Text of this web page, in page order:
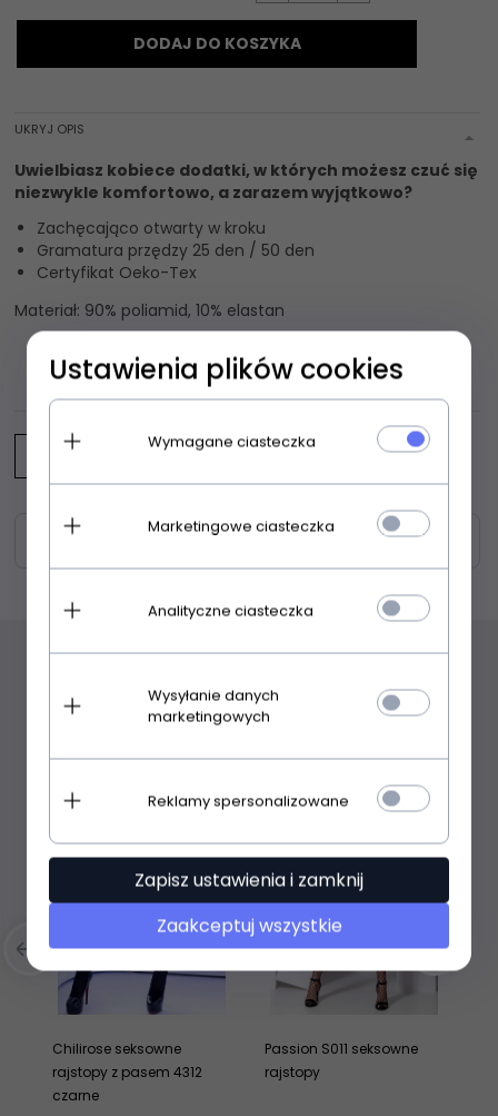
DODAJ DO KOSZYKA
UKRYJ OPIS
Uwielbiasz kobiece dodatki, w których możesz czuć się
niezwykle komfortowo, a zarazem wyjątkowo?
Zachęcająco otwarty w kroku
Gramatura przędzy 25 den / 50 den
Certyfikat Oeko-Tex
Materiał: 90% poliamid, 10% elastan
OPINIE KLIENTÓW
Napisz opinię
Polecamy
Chilirose seksowne
rajstopy z pasem 4312
czarne
Passion S011 seksowne
rajstopy
Ustawienia plików cookies
Wymagane ciasteczka
Marketingowe ciasteczka
Analityczne ciasteczka
Wysyłanie danych
marketingowych
Reklamy spersonalizowane
Zapisz ustawienia i zamknij
Zaakceptuj wszystkie